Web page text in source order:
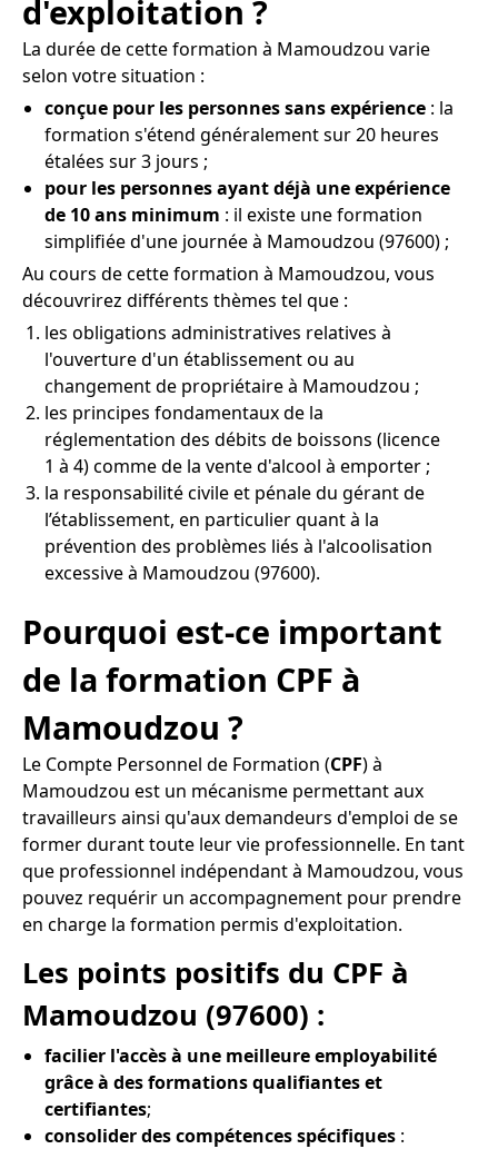
d'exploitation ?
La durée de cette formation à Mamoudzou varie
selon votre situation :
conçue pour les personnes sans expérience : la
formation s'étend généralement sur 20 heures
étalées sur 3 jours ;
pour les personnes ayant déjà une expérience
de 10 ans minimum : il existe une formation
simplifiée d'une journée à Mamoudzou (97600) ;
Au cours de cette formation à Mamoudzou, vous
découvrirez différents thèmes tel que :
les obligations administratives relatives à
l'ouverture d'un établissement ou au
changement de propriétaire à Mamoudzou ;
les principes fondamentaux de la
réglementation des débits de boissons (licence
1 à 4) comme de la vente d'alcool à emporter ;
la responsabilité civile et pénale du gérant de
l’établissement, en particulier quant à la
prévention des problèmes liés à l'alcoolisation
excessive à Mamoudzou (97600).
Pourquoi est-ce important
de la formation CPF à
Mamoudzou ?
Le Compte Personnel de Formation (CPF) à
Mamoudzou est un mécanisme permettant aux
travailleurs ainsi qu'aux demandeurs d'emploi de se
former durant toute leur vie professionnelle. En tant
que professionnel indépendant à Mamoudzou, vous
pouvez requérir un accompagnement pour prendre
en charge la formation permis d'exploitation.
Les points positifs du CPF à
Mamoudzou (97600) :
facilier l'accès à une meilleure employabilité
grâce à des formations qualifiantes et
certifiantes;
consolider des compétences spécifiques :